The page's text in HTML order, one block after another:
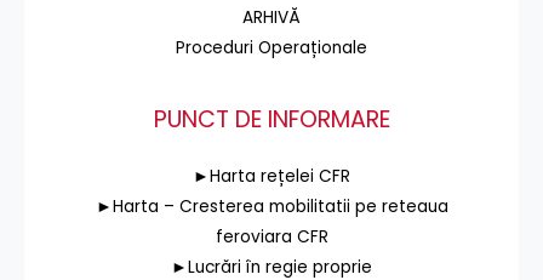
ARHIVĂ
Proceduri Operaționale
PUNCT DE INFORMARE
►Harta rețelei CFR
►Harta – Cresterea mobilitatii pe reteaua
feroviara CFR
►Lucrări în regie proprie